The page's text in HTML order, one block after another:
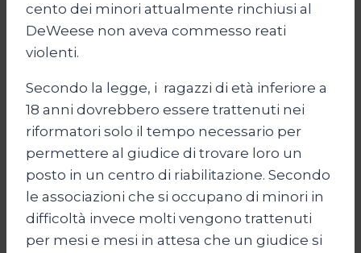
cento dei minori attualmente rinchiusi al
DeWeese non aveva commesso reati
violenti.
Secondo la legge, i ragazzi di età inferiore a
18 anni dovrebbero essere trattenuti nei
riformatori solo il tempo necessario per
permettere al giudice di trovare loro un
posto in un centro di riabilitazione. Secondo
le associazioni che si occupano di minori in
difficoltà invece molti vengono trattenuti
per mesi e mesi in attesa che un giudice si